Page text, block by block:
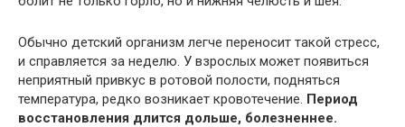
Обычно детский организм легче переносит такой стресс,
и справляется за неделю. У взрослых может появиться
неприятный привкус в ротовой полости, подняться
температура, редко возникает кровотечение. Период
восстановления длится дольше, болезненнее.